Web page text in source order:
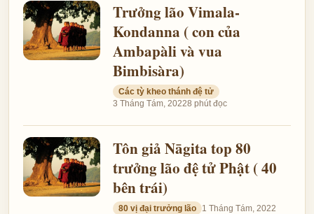
Trưởng lão Vimala-
Kondanna ( con của
Ambapàli và vua
Bimbisàra)
Các tỳ kheo thánh đệ tử
3 Tháng Tám, 20228 phút đọc
Tôn giả Nāgita top 80
trưởng lão đệ tử Phật ( 40
bên trái)
80 vị đại trưởng lão
1 Tháng Tám, 2022